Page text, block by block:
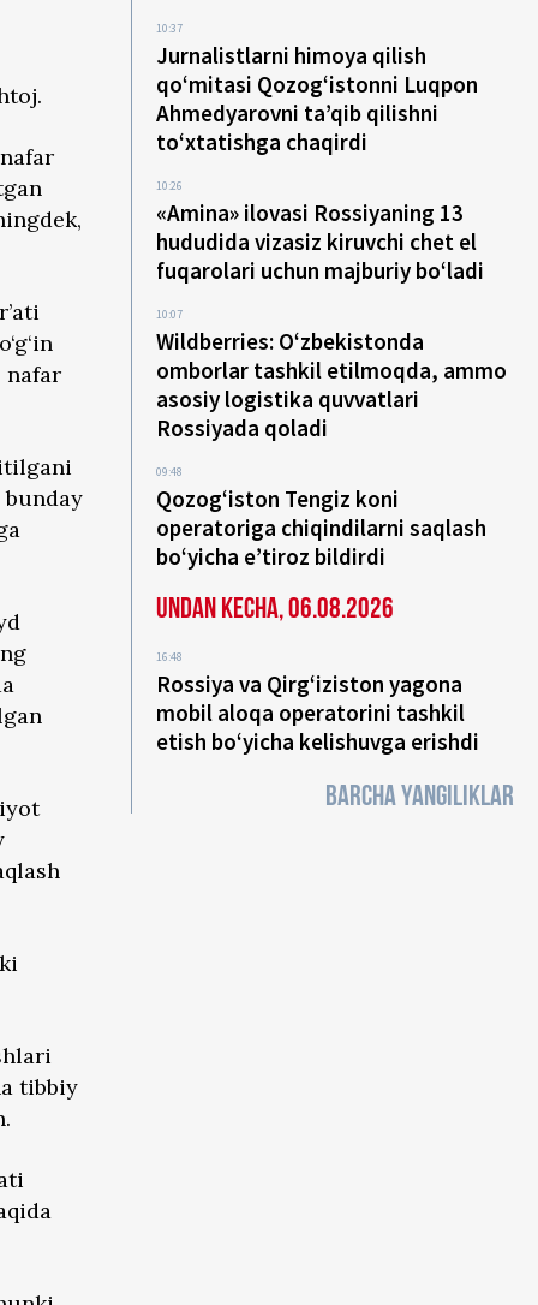
nafar
tibbiy
10:37
Jurnalistlarni himoya qilish
qo‘mitasi Qozog‘istonni Luqpon
Ahmedyarovni ta’qib qilishni
to‘xtatishga chaqirdi
10:26
«Amina» ilovasi Rossiyaning 13
hududida vizasiz kiruvchi chet el
fuqarolari uchun majburiy bo‘ladi
10:07
Wildberries: O‘zbekistonda
omborlar tashkil etilmoqda, ammo
asosiy logistika quvvatlari
Rossiyada qoladi
09:48
Qozog‘iston Tengiz koni
operatoriga chiqindilarni saqlash
bo‘yicha e’tiroz bildirdi
Undan kecha, 06.08.2026
16:48
Rossiya va Qirg‘iziston yagona
mobil aloqa operatorini tashkil
etish bo‘yicha kelishuvga erishdi
BARCHA YANGILIKLAR